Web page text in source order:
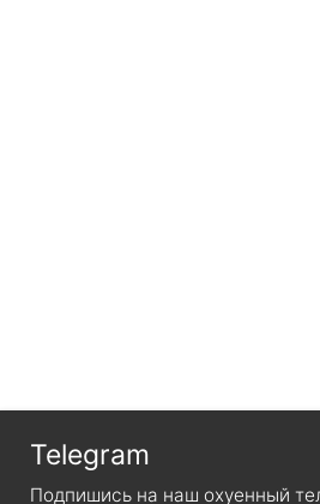
Telegram
Подпишись на наш охуенный